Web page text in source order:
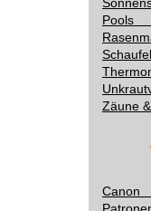
Pools
Zäune
Canon